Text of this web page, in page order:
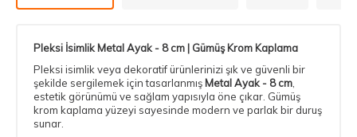
Pleksi İsimlik Metal Ayak - 8 cm | Gümüş Krom Kaplama
Pleksi isimlik veya dekoratif ürünlerinizi şık ve güvenli bir
şekilde sergilemek için tasarlanmış Metal Ayak - 8 cm
estetik görünümü ve sağlam yapısıyla öne çıkar. Gümüş
krom kaplama yüzeyi sayesinde modern ve parlak bir duruş
sunar.